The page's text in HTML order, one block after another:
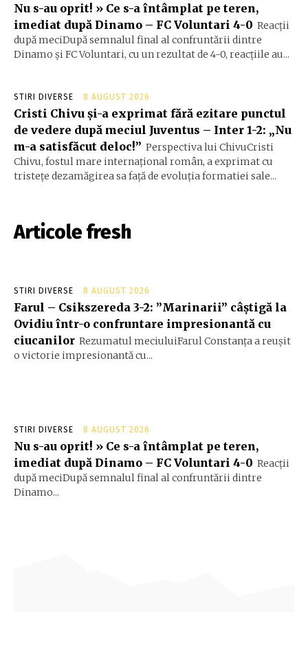
Nu s-au oprit! » Ce s-a întâmplat pe teren,
imediat după Dinamo – FC Voluntari 4-0 Reacții
după meciDupă semnalul final al confruntării dintre
Dinamo și FC Voluntari, cu un rezultat de 4-0, reacțiile au...
STIRI DIVERSE 8 AUGUST 2026
Cristi Chivu și-a exprimat fără ezitare punctul
de vedere după meciul Juventus – Inter 1-2: „Nu
m-a satisfăcut deloc!” Perspectiva lui ChivuCristi
Chivu, fostul mare internațional român, a exprimat cu
tristețe dezamăgirea sa față de evoluția formatiei sale...
Articole fresh
STIRI DIVERSE 8 AUGUST 2026
Farul – Csikszereda 3-2: ”Marinarii” câștigă la
Ovidiu într-o confruntare impresionantă cu
ciucanilor Rezumatul meciuluiFarul Constanța a reușit
o victorie impresionantă cu...
STIRI DIVERSE 8 AUGUST 2026
Nu s-au oprit! » Ce s-a întâmplat pe teren,
imediat după Dinamo – FC Voluntari 4-0 Reacții
după meciDupă semnalul final al confruntării dintre
Dinamo...